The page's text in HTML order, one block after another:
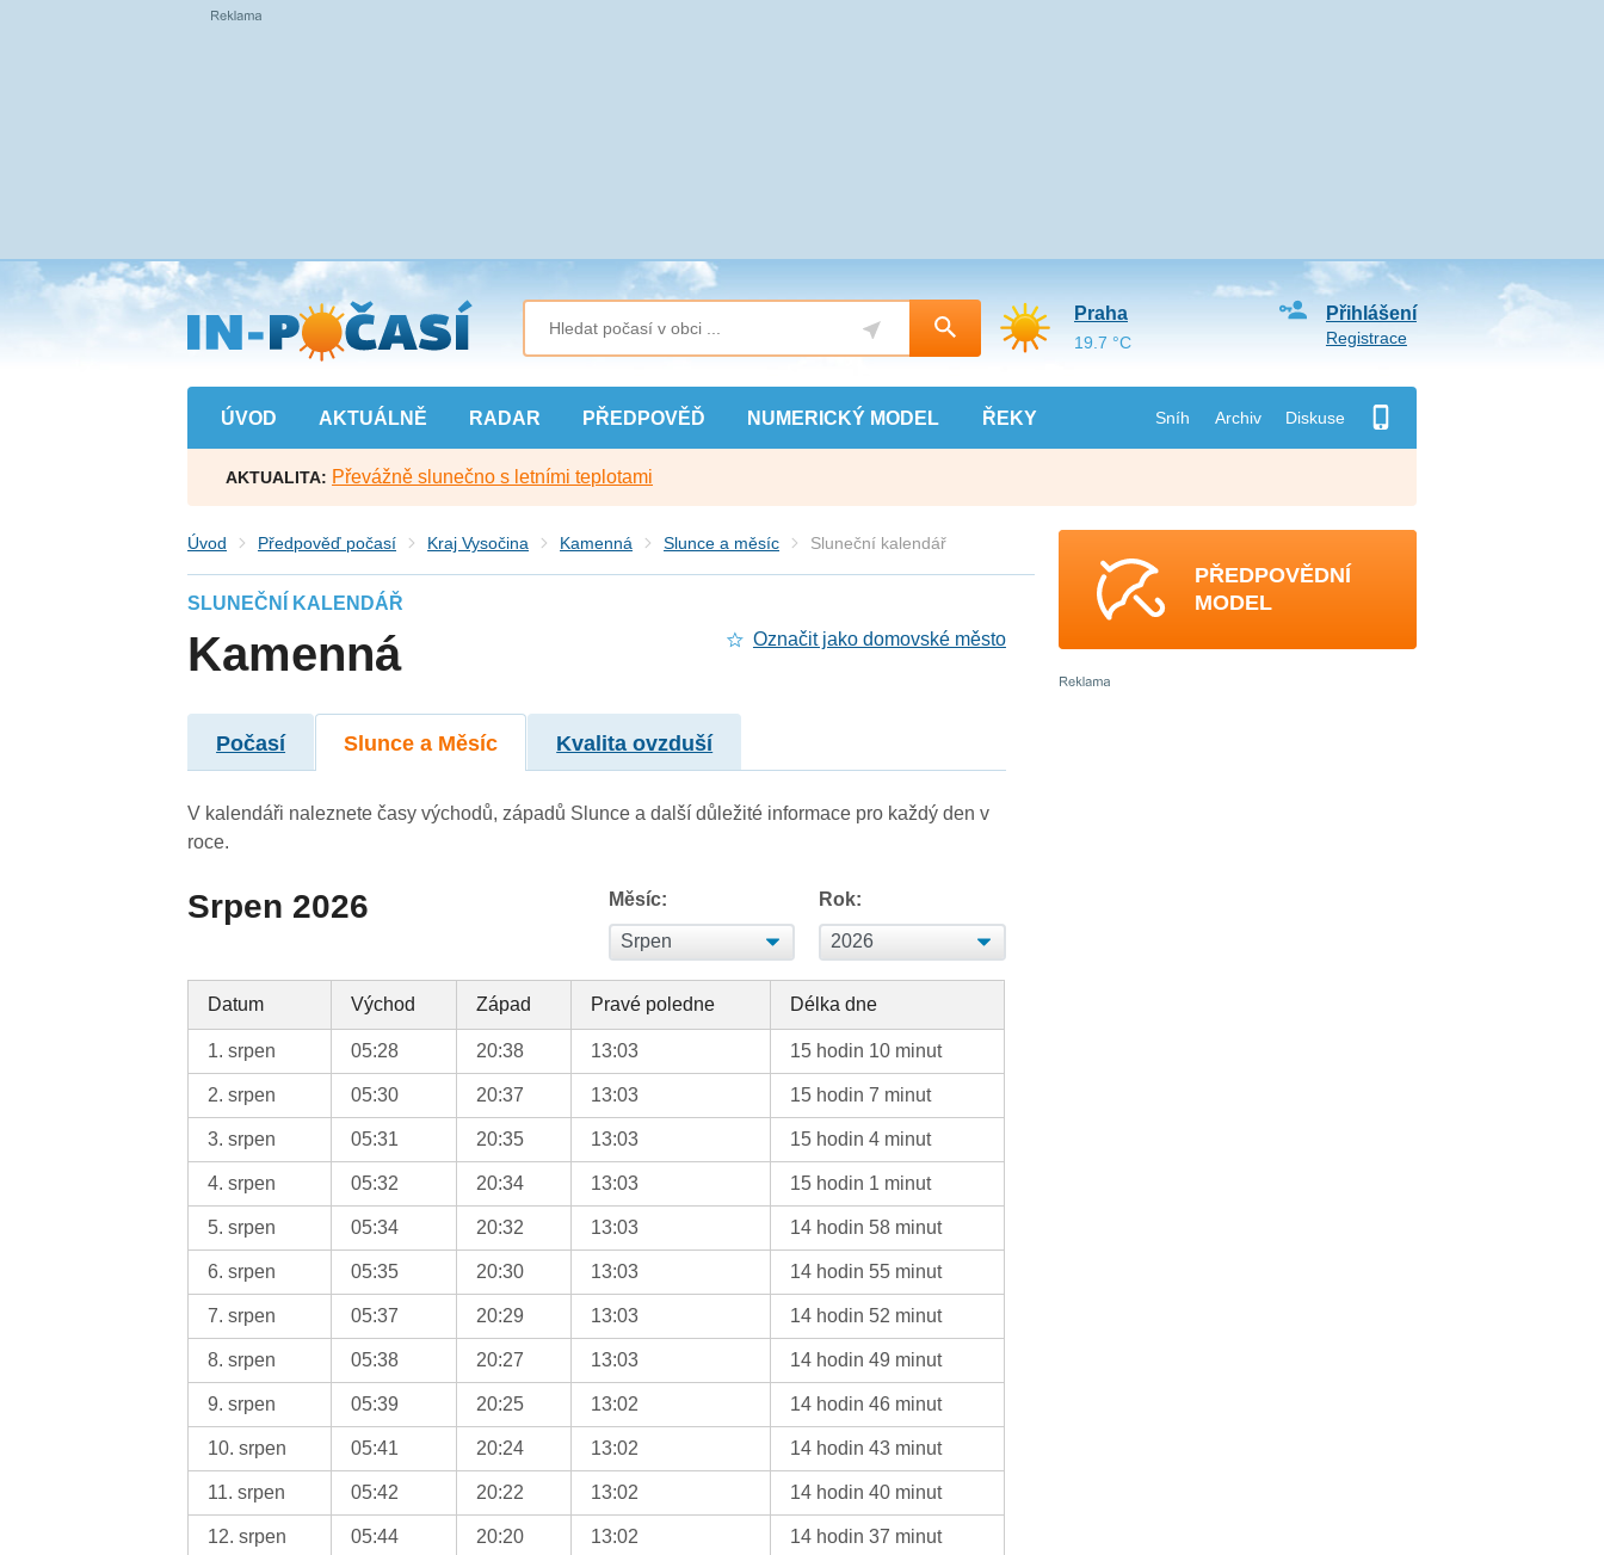
Přejít
na
hlavní
obsah
ÚVOD AKTUÁLNĚ RADAR PŘEDPOVĚĎ NUMERICKÝ MODEL ŘEKY Sníh Archiv Diskuse
Přihlášení
Registrace
Praha
19.7 °C
AKTUALITA: Převážně slunečno s letními teplotami
Úvod Předpověď počasí Kraj Vysočina Kamenná Slunce a měsíc Sluneční kalendář
SLUNEČNÍ KALENDÁŘ
Kamenná Označit jako domovské město
Počasí Slunce a Měsíc Kvalita ovzduší
V kalendáři naleznete časy východů, západů Slunce a další důležité informace pro každý den v
roce.
Srpen 2026 Měsíc: Rok:
Datum Východ Západ Pravé poledne Délka dne
1. srpen 05:28 20:38 13:03 15 hodin 10 minut
2. srpen 05:30 20:37 13:03 15 hodin 7 minut
3. srpen 05:31 20:35 13:03 15 hodin 4 minut
4. srpen 05:32 20:34 13:03 15 hodin 1 minut
5. srpen 05:34 20:32 13:03 14 hodin 58 minut
6. srpen 05:35 20:30 13:03 14 hodin 55 minut
7. srpen 05:37 20:29 13:03 14 hodin 52 minut
8. srpen 05:38 20:27 13:03 14 hodin 49 minut
9. srpen 05:39 20:25 13:02 14 hodin 46 minut
10. srpen 05:41 20:24 13:02 14 hodin 43 minut
11. srpen 05:42 20:22 13:02 14 hodin 40 minut
12. srpen 05:44 20:20 13:02 14 hodin 37 minut
PŘEDPOVĚDNÍ
MODEL